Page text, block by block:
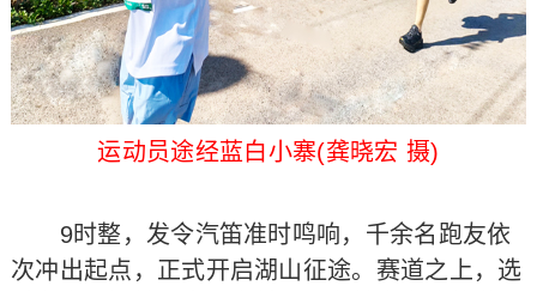
运动员途经蓝白小寨(龚晓宏 摄)
9时整，发令汽笛准时鸣响，千余名跑友依
次冲出起点，正式开启湖山征途。赛道之上，选